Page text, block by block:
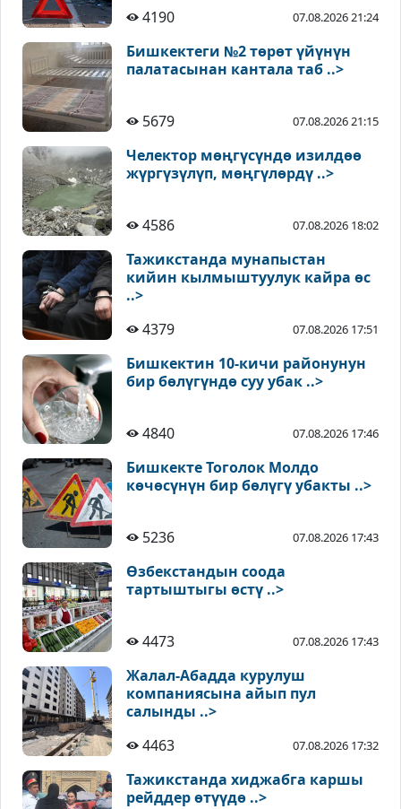
4190 07.08.2026 21:24
Бишкектеги №2 төрөт үйүнүн
палатасынан кантала таб ..>
5679 07.08.2026 21:15
Челектор мөңгүсүндө изилдөө
жүргүзүлүп, мөңгүлөрдү ..>
4586 07.08.2026 18:02
Тажикстанда мунапыстан
кийин кылмыштуулук кайра өс
..>
4379
07.08.2026 17:51
Бишкектин 10-кичи районунун
бир бөлүгүндө суу убак ..>
4840 07.08.2026 17:46
Бишкекте Тоголок Молдо
көчөсүнүн бир бөлүгү убакты ..>
5236 07.08.2026 17:43
Өзбекстандын соода
тартыштыгы өстү ..>
4473 07.08.2026 17:43
Жалал-Абадда курулуш
компаниясына айып пул
салынды ..>
4463
07.08.2026 17:32
Тажикстанда хиджабга каршы
рейддер өтүүдө ..>